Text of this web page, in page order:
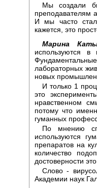
Мы создали
преподавателям
И мы часто
кажется, это
Марина
используются в
лабораторных
новых
И только 1
это
нравственном
потому что
гуманных
По мнению
используются
препаратов на
количество
достоверности
Слово -
Академии наук